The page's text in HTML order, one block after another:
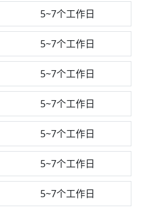
5~7个工作日
5~7个工作日
5~7个工作日
5~7个工作日
5~7个工作日
5~7个工作日
5~7个工作日